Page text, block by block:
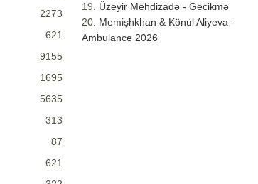
2273
621
9155
1695
5635
313
87
621
Üzeyir Mehdizadə - Gecikmə
Memişhkhan & Könül Aliyeva -
Ambulance 2026